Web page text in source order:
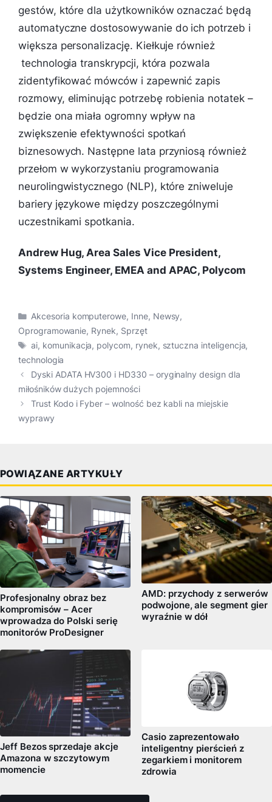
gestów, które dla użytkowników oznaczać będą
automatyczne dostosowywanie do ich potrzeb i
większa personalizację. Kiełkuje również
technologia transkrypcji, która pozwala
zidentyfikować mówców i zapewnić zapis
rozmowy, eliminując potrzebę robienia notatek –
będzie ona miała ogromny wpływ na
zwiększenie efektywności spotkań
biznesowych. Następne lata przyniosą również
przełom w wykorzystaniu programowania
neurolingwistycznego (NLP), które zniweluje
bariery językowe między poszczególnymi
uczestnikami spotkania.
Andrew Hug, Area Sales Vice President,
Systems Engineer, EMEA and APAC, Polycom
Kategorie
Akcesoria komputerowe, Inne, Newsy,
Oprogramowanie, Rynek, Sprzęt
Tagi
ai, komunikacja, polycom, rynek, sztuczna inteligencja,
technologia
Dyski ADATA HV300 i HD330 – oryginalny design dla
miłośników dużych pojemności
Trust Kodo i Fyber – wolność bez kabli na miejskie
wyprawy
POWIĄZANE ARTYKUŁY
Profesjonalny obraz bez
kompromisów – Acer
wprowadza do Polski serię
monitorów ProDesigner
AMD: przychody z serwerów
podwojone, ale segment gier
wyraźnie w dół
Jeff Bezos sprzedaje akcje
Amazona w szczytowym
momencie
Casio zaprezentowało
inteligentny pierścień z
zegarkiem i monitorem
zdrowia